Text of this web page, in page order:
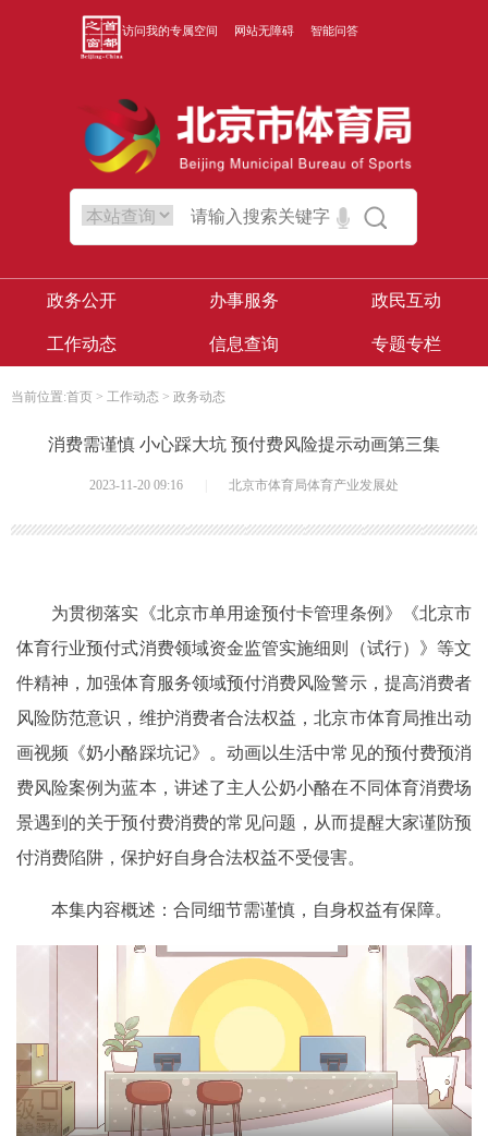
访问我的专属空间 网站无障碍 智能问答
政务公开 办事服务 政民互动
工作动态 信息查询 专题专栏
当前位置:首页 > 工作动态 > 政务动态
消费需谨慎 小心踩大坑 预付费风险提示动画第三集
2023-11-20 09:16 北京市体育局体育产业发展处
为贯彻落实《北京市单用途预付卡管理条例》《北京市
体育行业预付式消费领域资金监管实施细则（试行）》等文
件精神，加强体育服务领域预付消费风险警示，提高消费者
风险防范意识，维护消费者合法权益，北京市体育局推出动
画视频《奶小酪踩坑记》。动画以生活中常见的预付费预消
费风险案例为蓝本，讲述了主人公奶小酪在不同体育消费场
景遇到的关于预付费消费的常见问题，从而提醒大家谨防预
付消费陷阱，保护好自身合法权益不受侵害。
本集内容概述：合同细节需谨慎，自身权益有保障。